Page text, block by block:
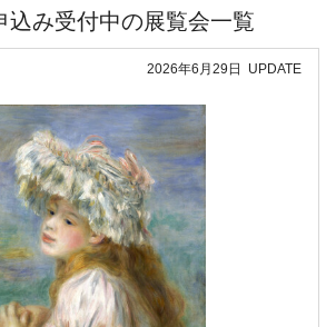
込み受付中の展覧会一覧
2026年6月29日 UPDATE